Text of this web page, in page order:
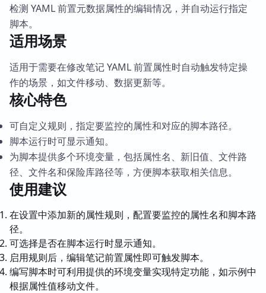
检测 YAML 前置元数据属性的编辑情况，并自动运行指定
脚本。
适用场景
适用于需要在修改笔记 YAML 前置属性时自动触发特定操
作的场景，如文件移动、数据更新等。
核心特色
可自定义规则，指定要监控的属性和对应的脚本路径。
脚本运行时可显示通知。
为脚本提供多个环境变量，包括属性名、新旧值、文件路
径、文件名和保险库路径等，方便脚本获取相关信息。
使用建议
在设置中添加新的属性规则，配置要监控的属性名和脚本路
径。
可选择是否在脚本运行时显示通知。
启用规则后，编辑笔记前置属性即可触发脚本。
编写脚本时可利用提供的环境变量实现特定功能，如示例中
根据属性值移动文件。